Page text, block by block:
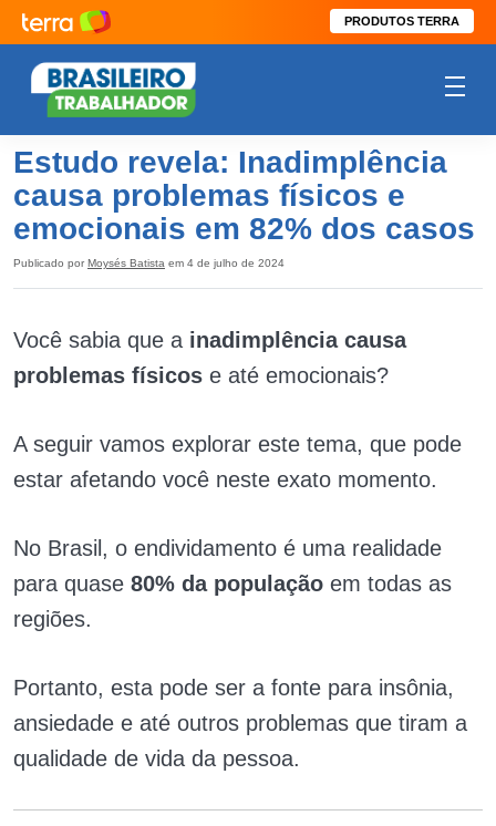
PRODUTOS TERRA
Estudo revela: Inadimplência
causa problemas físicos e
emocionais em 82% dos casos
Publicado por Moysés Batista em 4 de julho de 2024
Você sabia que a inadimplência causa
problemas físicos e até emocionais?
A seguir vamos explorar este tema, que pode
estar afetando você neste exato momento.
No Brasil, o endividamento é uma realidade
para quase 80% da população em todas as
regiões.
Portanto, esta pode ser a fonte para insônia,
ansiedade e até outros problemas que tiram a
qualidade de vida da pessoa.